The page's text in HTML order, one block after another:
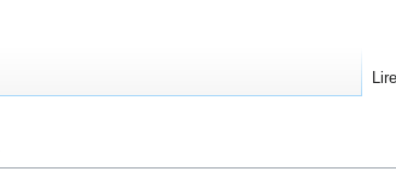
Lire